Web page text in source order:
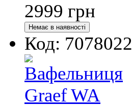
2999 грн
Код: 7078022